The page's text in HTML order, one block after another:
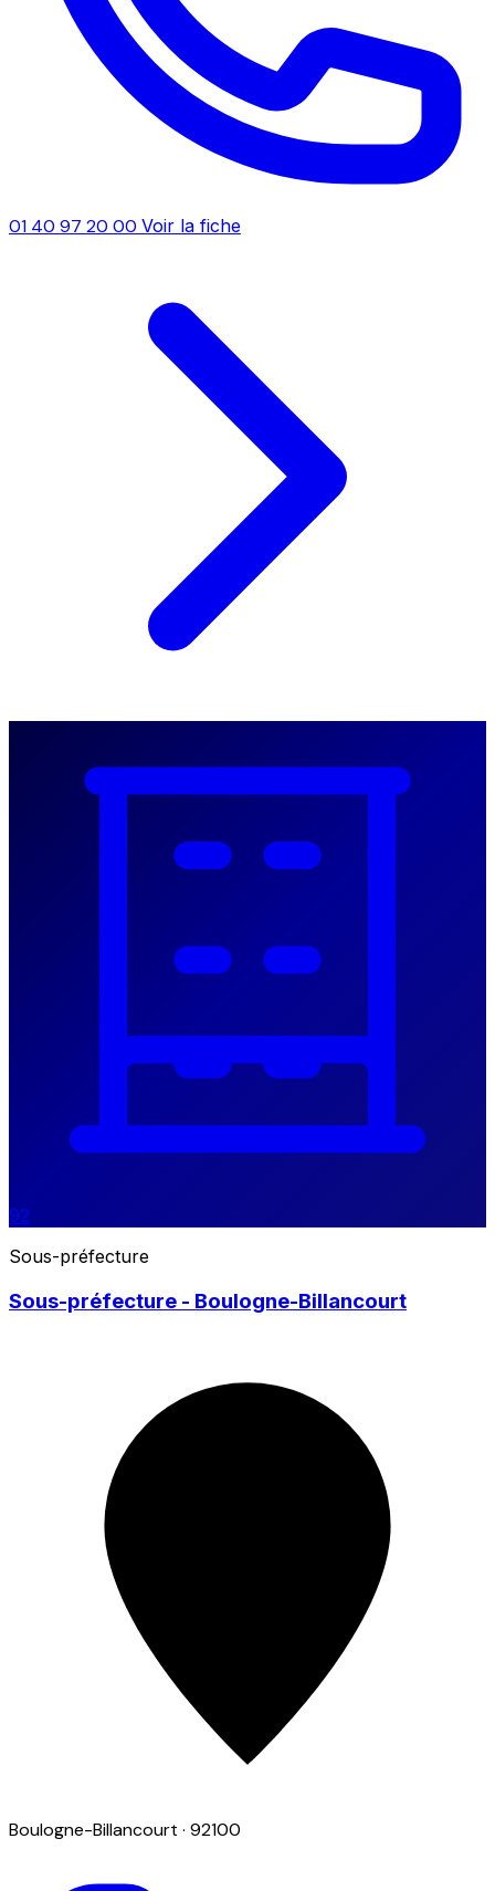
01 40 97 20 00 Voir la fiche
92
Sous-préfecture
Sous-préfecture - Boulogne-Billancourt
Boulogne-Billancourt · 92100